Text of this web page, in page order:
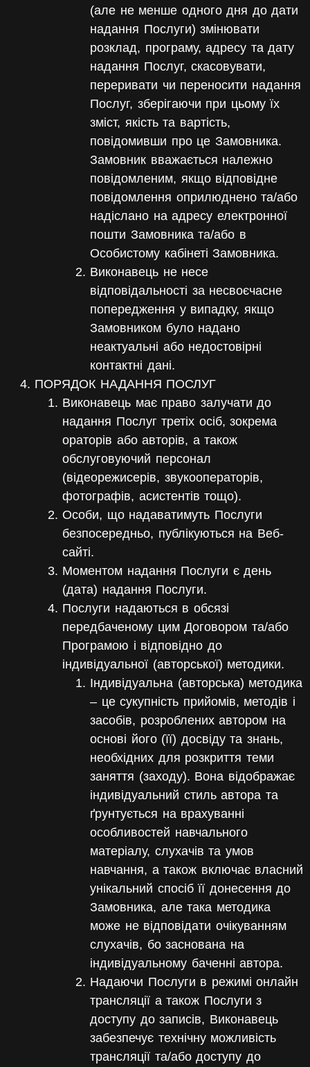
(але не менше одного дня до дати
надання Послуги) змінювати
розклад, програму, адресу та дату
надання Послуг, скасовувати,
переривати чи переносити надання
Послуг, зберігаючи при цьому їх
зміст, якість та вартість,
повідомивши про це Замовника.
Замовник вважається належно
повідомленим, якщо відповідне
повідомлення оприлюднено та/або
надіслано на адресу електронної
пошти Замовника та/або в
Особистому кабінеті Замовника.
Виконавець не несе
відповідальності за несвоєчасне
попередження у випадку, якщо
Замовником було надано
неактуальні або недостовірні
контактні дані.
ПОРЯДОК НАДАННЯ ПОСЛУГ
Виконавець має право залучати до
надання Послуг третіх осіб, зокрема
ораторів або авторів, а також
обслуговуючий персонал
(відеорежисерів, звукооператорів,
фотографів, асистентів тощо).
Особи, що надаватимуть Послуги
безпосередньо, публікуються на Веб-
сайті.
Моментом надання Послуги є день
(дата) надання Послуги.
Послуги надаються в обсязі
передбаченому цим Договором та/або
Програмою і відповідно до
індивідуальної (авторської) методики.
Індивідуальна (авторська) методика
– це сукупність прийомів, методів і
засобів, розроблених автором на
основі його (її) досвіду та знань,
необхідних для розкриття теми
заняття (заходу). Вона відображає
індивідуальний стиль автора та
ґрунтується на врахуванні
особливостей навчального
матеріалу, слухачів та умов
навчання, а також включає власний
унікальний спосіб її донесення до
Замовника, але така методика
може не відповідати очікуванням
слухачів, бо заснована на
індивідуальному баченні автора.
Надаючи Послуги в режимі онлайн
трансляції а також Послуги з
доступу до записів, Виконавець
забезпечує технічну можливість
трансляції та/або доступу до